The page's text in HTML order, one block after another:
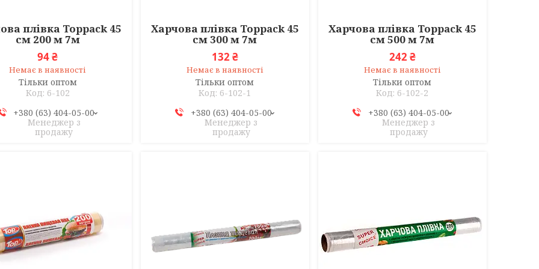
плівка Toppack 45
см 200 м 7м
94 ₴
Немає в наявності
Тільки оптом
6-102
+380 (63) 404-05-00
Менеджер з
продажу
Харчова плівка Toppack 45
см 300 м 7м
132 ₴
Немає в наявності
Тільки оптом
6-102-1
+380 (63) 404-05-00
Менеджер з
продажу
Харчова плівка Toppack 45
см 500 м 7м
242 ₴
Немає в наявності
Тільки оптом
6-102-2
+380 (63) 404-05-00
Менеджер з
продажу